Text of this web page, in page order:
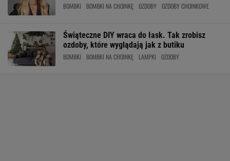
BOMBKI BOMBKI NA CHOINKĘ OZDOBY OZDOBY CHOINKOWE
Świąteczne DIY wraca do łask. Tak zrobisz
ozdoby, które wyglądają jak z butiku
BOMBKI BOMBKI NA CHOINKĘ LAMPKI OZDOBY